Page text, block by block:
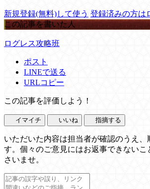
新規登録(無料)して使う 登録済みの方は
この記事を書いた人
ログレス攻略班
ポスト
LINEで送る
URLコピー
この記事を評価しよう！
イマイチ いいね 指摘する
いただいた内容は担当者が確認のうえ、
す。個々のご意見にはお返事できないこ
さいませ。